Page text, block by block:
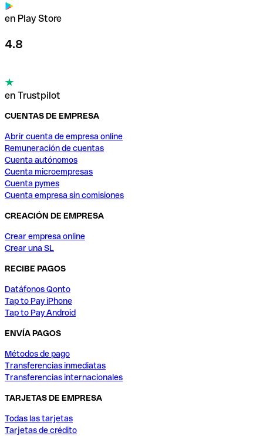
en Play Store
4.8
en Trustpilot
CUENTAS DE EMPRESA
Abrir cuenta de empresa online
Remuneración de cuentas
Cuenta autónomos
Cuenta microempresas
Cuenta pymes
Cuenta empresa sin comisiones
CREACIÓN DE EMPRESA
Crear empresa online
Crear una SL
RECIBE PAGOS
Datáfonos Qonto
Tap to Pay iPhone
Tap to Pay Android
ENVÍA PAGOS
Métodos de pago
Transferencias inmediatas
Transferencias internacionales
TARJETAS DE EMPRESA
Todas las tarjetas
Tarjetas de crédito